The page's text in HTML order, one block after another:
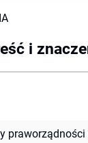
i
praworządności